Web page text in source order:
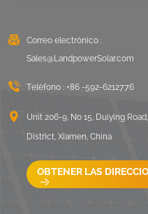
plano Este
VER DETALLES
de rieles
techos
Correo electrónico :
Sales@LandpowerSolar.com
Teléfono : +86 -592-6212776
Unit 206-9, No 15, Duiying
District, Xiamen, China
OBTENER LAS